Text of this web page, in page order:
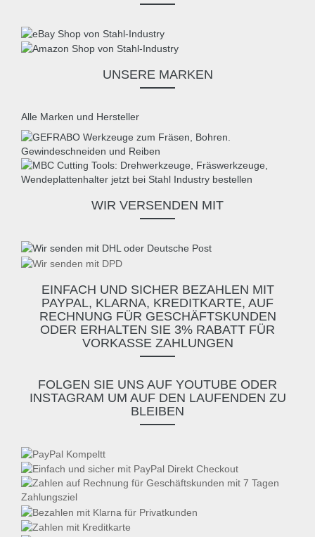
UNSERE MARKEN
Alle Marken und Hersteller
WIR VERSENDEN MIT
EINFACH UND SICHER BEZAHLEN MIT
PAYPAL, KLARNA, KREDITKARTE, AUF
RECHNUNG FÜR GESCHÄFTSKUNDEN
ODER ERHALTEN SIE 3% RABATT FÜR
VORKASSE ZAHLUNGEN
FOLGEN SIE UNS AUF YOUTUBE ODER
INSTAGRAM UM AUF DEN LAUFENDEN ZU
BLEIBEN